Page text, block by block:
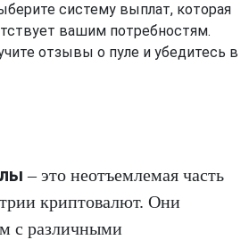
систему выплат, которая
вашим потребностям.
отзывы о пуле и убедитесь в
– это неотъемлемая часть
криптовалют. Они
с различными